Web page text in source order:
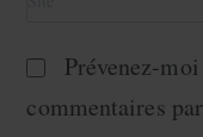
Prévenez-
commentaires